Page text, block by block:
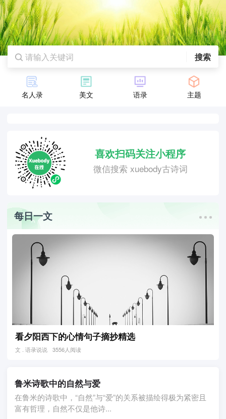
搜索
名人录 美文 语录 主题
喜欢扫码关注小程序
微信搜索 xuebody古诗词
每日一文
看夕阳西下的心情句子摘抄精选
文 . 语录说说 3556人阅读
鲁米诗歌中的自然与爱
在鲁米的诗歌中，“自然”与“爱”的关系被描绘得极为紧密且
富有哲理，自然不仅是他诗...